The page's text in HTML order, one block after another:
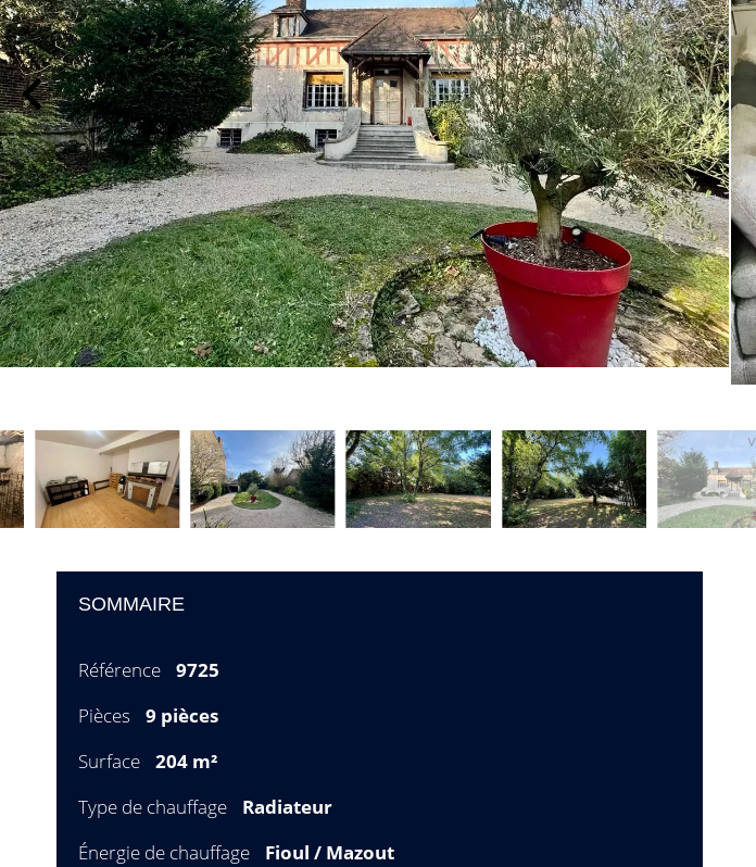
SOMMAIRE
Référence
9725
Pièces
9 pièces
Surface
204 m²
Type de chauffage
Radiateur
Énergie de chauffage
Fioul / Mazout